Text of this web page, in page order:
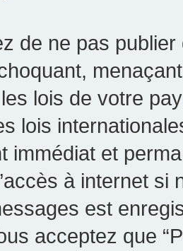
de ne pas
lois de votre
lois
immédiat et
à internet si
est
acceptez que